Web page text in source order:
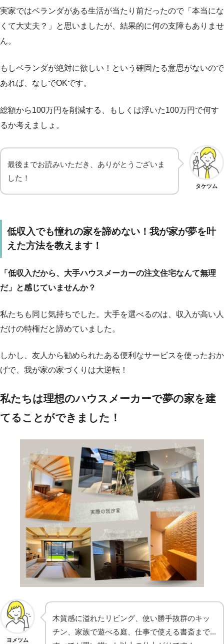
実家ではベランダがある生活が当たり前だったので「本当にな
くて大丈夫？」と思いましたが、結果的に何の支障もありませ
ん。
もしベランダが絶対に欲しい！という確固たる意思がないので
あれば、なしでOKです。
総額から100万円を削減する、もしくは浮いた100万円で何す
るか考えましょ。
タケツム
最後までお読みいただき、ありがとうございま
した！
低収入でも憧れの家を諦めない！我が家が夢を叶
えた方法を教えます！
「低収入だから、大手ハウスメーカーの注文住宅なんて無理
だ」と感じていませんか？
私たちも同じ気持ちでした。大手を選べるのは、収入が高い人
だけの特権だと諦めていました。
しかし、友人から勧められたある便利なサービスを使ったおか
げで、我が家の家づくりは大逆転！
私たちは理想のハウスメーカーで夢の家を建
てることができました！
ヨメツム
木質感に溢れたリビング、使い勝手抜群のキッ
チン、家族で遊べる庭、仕事で使える書斎まで...